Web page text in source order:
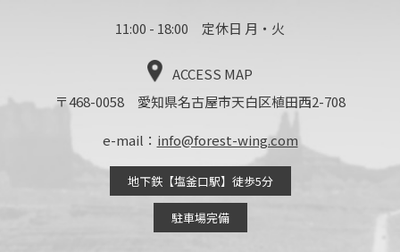
11:00 - 18:00 定休日 月・火
ACCESS MAP
〒468-0058 愛知県名古屋市天白区植田西2-708
e-mail： info@forest-wing.com
地下鉄【塩釜口駅】徒歩5分
駐車場完備